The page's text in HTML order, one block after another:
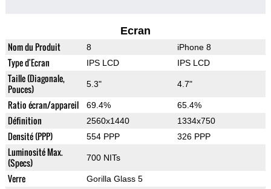
Ecran
Nom du Produit 8 iPhone 8
Type d'Ecran IPS LCD IPS LCD
Taille (Diagonale,
Pouces)
5.3" 4.7"
Ratio écran/appareil 69.4% 65.4%
Définition 2560x1440 1334x750
Densité (PPP) 554 PPP 326 PPP
Luminosité Max.
(Specs)
700 NITs
Verre Gorilla Glass 5